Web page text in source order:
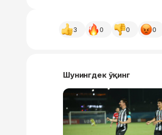
3 0 0 0
Шунингдек ўқинг